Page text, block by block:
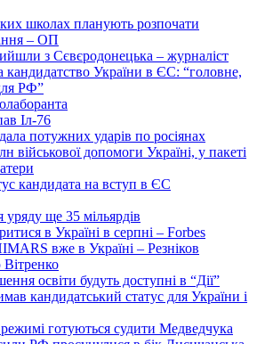
школах планують розпочати
– ОП
з Сєвєродонецька – журналіст
кандидатство України в ЄС: “головне,
РФ”
Іл-76
потужних ударів по росіянах
допомоги Україні, у пакеті
кандидата на вступ в ЄС
ще 35 мільярдів
в Україні в серпні – Forbes
вже в Україні – Резніков
освіти будуть доступні в “Дії”
кандидатський статус для України і
готуються судити Медведчука